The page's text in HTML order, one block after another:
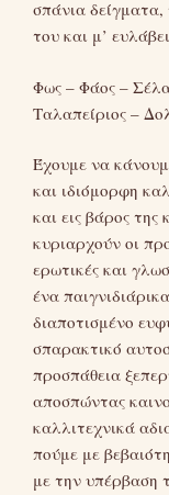
σπάνια δείγματα,
του και μ’
Φως – Φάος –
Ταλαπείριος –
Έχουμε να
και ιδιόμορφη
και εις βάρος της
κυριαρχούν οι
ερωτικές και
ένα
διαποτισμένο
σπαρακτικό
προσπάθεια
αποσπώντας
καλλιτεχνικά
πούμε με
με την υπέρβαση